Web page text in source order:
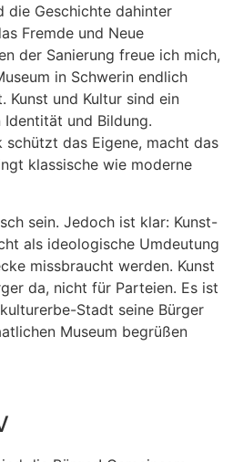
die Geschichte dahinter
Fremde und Neue
der Sanierung freue ich mich,
in Schwerin endlich
Kunst und Kultur sind ein
und Bildung.
das Eigene, macht das
klassische wie moderne
sein. Jedoch ist klar: Kunst-
als ideologische Umdeutung
missbraucht werden. Kunst
da, nicht für Parteien. Es ist
Stadt seine Bürger
Museum begrüßen